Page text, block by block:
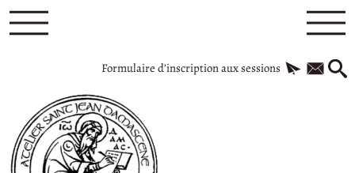
Formulaire d’inscription aux sessions